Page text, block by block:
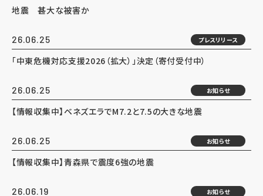
地震 甚大な被害か
26.06.25 プレスリリース
「中東危機対応支援2026（拡大）」決定（寄付受付中）
26.06.25 お知らせ
【情報収集中】ベネズエラでM7.2と7.5の大きな地震
26.06.25 お知らせ
【情報収集中】青森県で震度6強の地震
26.06.19 お知らせ